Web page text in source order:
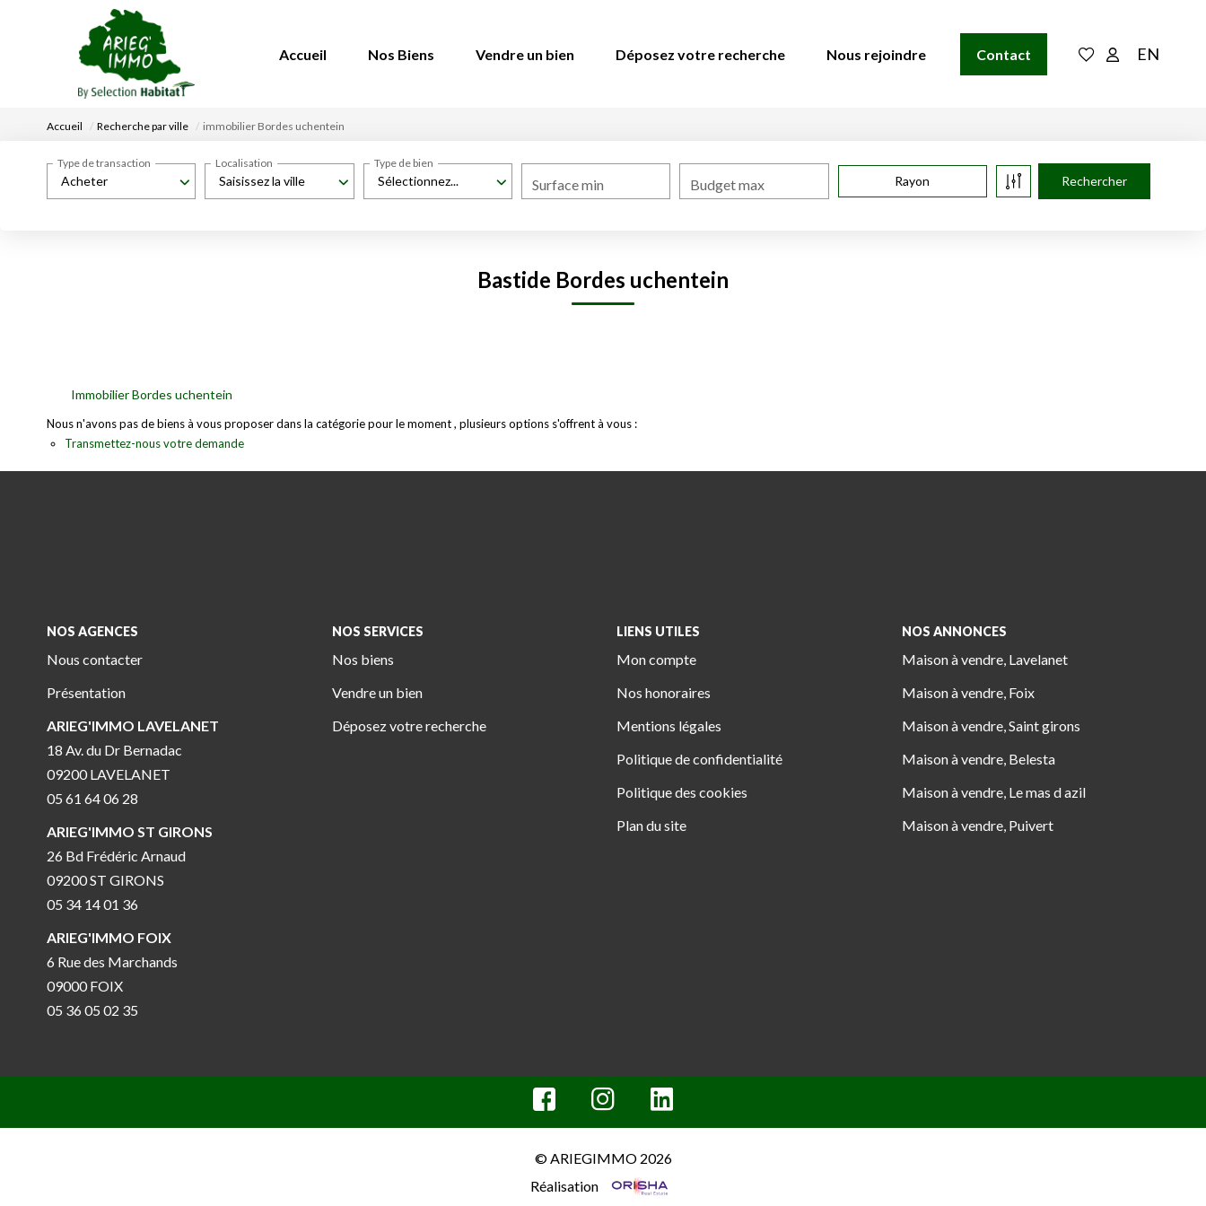
Accueil Nos Biens Vendre un bien Déposez votre recherche Nous rejoindre Contact EN
Accueil Recherche par ville immobilier Bordes uchentein
Acheter
Type de transaction
Saisissez la ville
Localisation
Sélectionnez...
Type de bien
Surface min Budget max Rayon
Bastide Bordes uchentein
Immobilier Bordes uchentein
Nous n'avons pas de biens à vous proposer dans la catégorie pour le moment , plusieurs options s'offrent à vous :
Transmettez-nous votre demande
NOS AGENCES
Nous contacter
Présentation
ARIEG'IMMO LAVELANET
18 Av. du Dr Bernadac
09200 LAVELANET
05 61 64 06 28
ARIEG'IMMO ST GIRONS
26 Bd Frédéric Arnaud
09200 ST GIRONS
05 34 14 01 36
ARIEG'IMMO FOIX
6 Rue des Marchands
09000 FOIX
05 36 05 02 35
NOS SERVICES
Nos biens
Vendre un bien
Déposez votre recherche
LIENS UTILES
Mon compte
Nos honoraires
Mentions légales
Politique de confidentialité
Politique des cookies
Plan du site
NOS ANNONCES
Maison à vendre, Lavelanet
Maison à vendre, Foix
Maison à vendre, Saint girons
Maison à vendre, Belesta
Maison à vendre, Le mas d azil
Maison à vendre, Puivert
© ARIEGIMMO 2026
Réalisation